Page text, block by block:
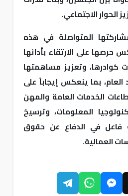
الحوار الاجتماعي.
المتواصلة في هذه
حرصها على الارتقاء بأدائها
كوادرها، وتعزيز مساهمتها
العام، بما ينعكس إيجاباً على
الخدمات العامة والمهن
المعلومات، وترسيخ
فاعل في الدفاع عن حقوق
العمالية.